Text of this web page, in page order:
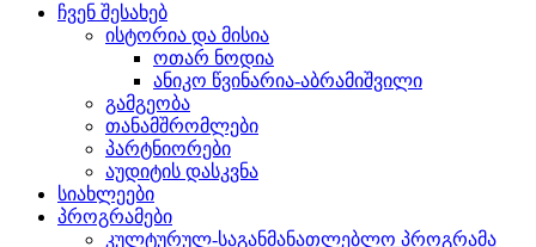
ჩვენ შესახებ
ისტორია და მისია
ოთარ ნოდია
ანიკო წვინარია-აბრამიშვილი
გამგეობა
თანამშრომლები
პარტნიორები
აუდიტის დასკვნა
სიახლეები
პროგრამები
კულტურულ-საგანმანათლებლო პროგრამა